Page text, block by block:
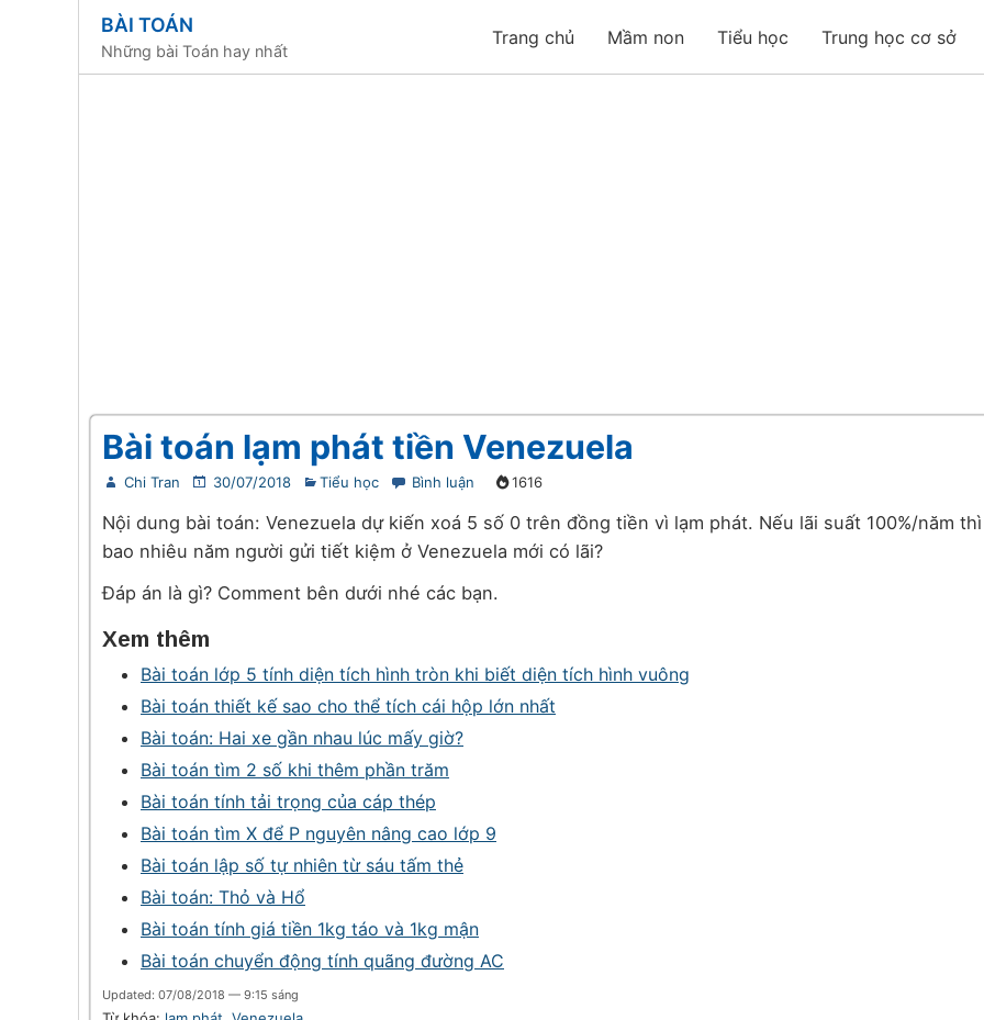
BÀI TOÁN
Những bài Toán hay nhất
Trang chủ Mầm non Tiểu học Trung học cơ sở
Bài toán lạm phát tiền Venezuela
Chi Tran 30/07/2018 Tiểu học Bình luận 1616
Nội dung bài toán: Venezuela dự kiến xoá 5 số 0 trên đồng tiền vì lạm phát. Nếu lãi suất 100%/năm
bao nhiêu năm người gửi tiết kiệm ở Venezuela mới có lãi?
Đáp án là gì? Comment bên dưới nhé các bạn.
Xem thêm
Bài toán lớp 5 tính diện tích hình tròn khi biết diện tích hình vuông
Bài toán thiết kế sao cho thể tích cái hộp lớn nhất
Bài toán: Hai xe gần nhau lúc mấy giờ?
Bài toán tìm 2 số khi thêm phần trăm
Bài toán tính tải trọng của cáp thép
Bài toán tìm X để P nguyên nâng cao lớp 9
Bài toán lập số tự nhiên từ sáu tấm thẻ
Bài toán: Thỏ và Hổ
Bài toán tính giá tiền 1kg táo và 1kg mận
Bài toán chuyển động tính quãng đường AC
Updated: 07/08/2018 — 9:15 sáng